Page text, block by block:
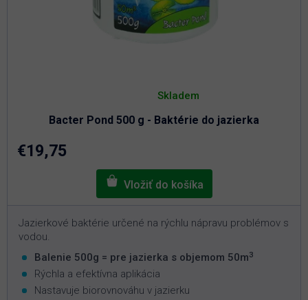
Bacter Pond 500 g - Baktérie do jazierka
hodnotenie
je
5,0
Skladem
€19,75
Jazierkové baktérie určené na rýchlu nápravu problémov s
vodou.
Balenie 500g = pre jazierka s objemom 50m3
Rýchla a efektívna aplikácia
Nastavuje biorovnováhu v jazierku